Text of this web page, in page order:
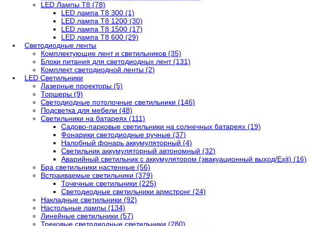
LED Лампы T8 (78)
LED лампа Т8 300 (1)
LED лампа T8 1200 (30)
LED лампа T8 1500 (17)
LED лампа T8 600 (29)
Светодиодные ленты
Комплектующие лент и светильников (35)
Блоки питания для светодиодных лент (131)
Комплект светодиодной ленты (2)
LED Светильники
Лазерные проекторы (5)
Торшеры (9)
Светодиодные потолочные светильники (146)
Подсветка для мебели (48)
Светильники на батареях (111)
Садово-парковые светильники на солнечных батареях (19)
Фонарики светодиодные ручные (37)
Налобный фонарь аккумуляторный (4)
Светильник аккумуляторный автономный (32)
Аварийный светильник с аккумулятором (эвакуационный выход/Exit) (16)
Бра светильники настенные (56)
Встраиваемые светильники (379)
Точечные светильники (225)
Светодиодные светильники армстронг (24)
Накладные светильники (92)
Настольные лампы (134)
Линейные светильники (57)
Трековые светодиодные светильники (280)